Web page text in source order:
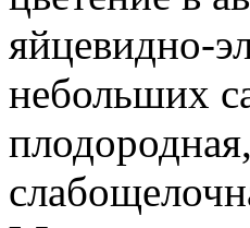
яйцевидно-
небольших